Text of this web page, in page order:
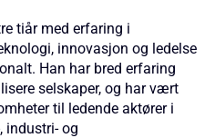
tiår med erfaring i
innovasjon og ledelse
Han har bred erfaring
selskaper, og har vært
til ledende aktører i
industri- og